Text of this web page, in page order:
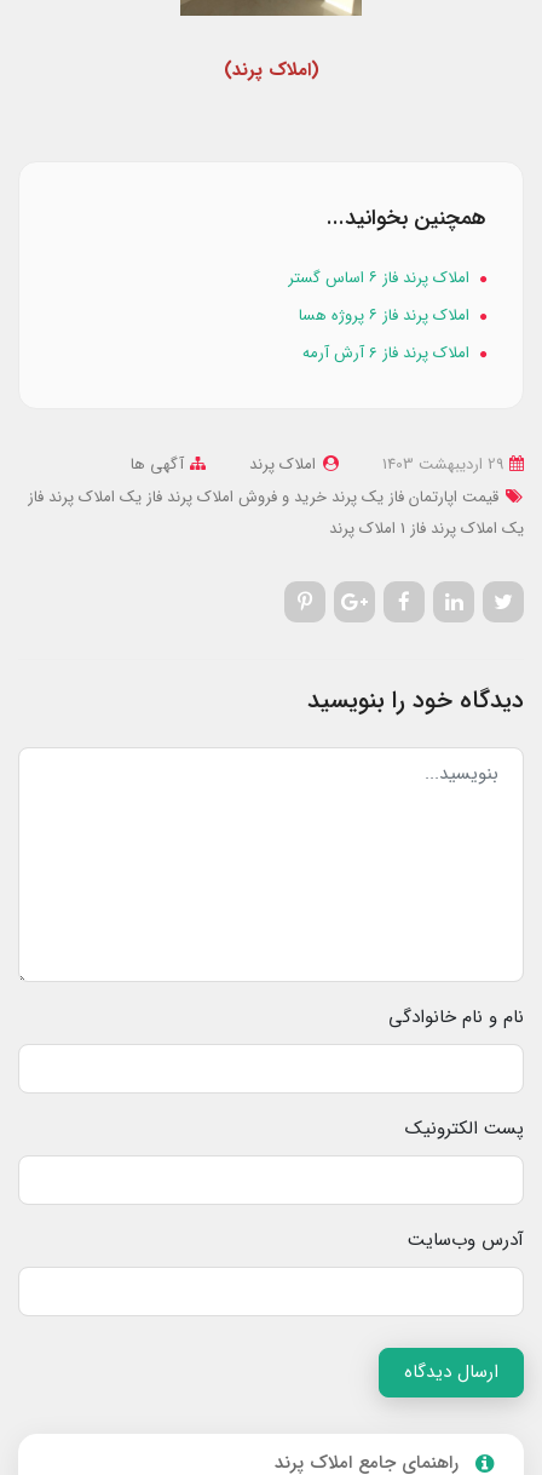
(املاک پرند)
همچنین بخوانید...
املاک پرند فاز ۶ اساس گستر
املاک پرند فاز ۶ پروژه هسا
املاک پرند فاز 6 آرش آرمه
املاک پرند
آگهی ها
قیمت اپارتمان فاز یک پرند خرید و فروش املاک پرند فاز یک املاک پرند فاز
یک املاک پرند فاز 1 املاک پرند
دیدگاه خود را بنویسید
نام و نام خانوادگی
پست الکترونیک
آدرس وب‌سایت
ارسال دیدگاه
راهنمای جامع املاک پرند